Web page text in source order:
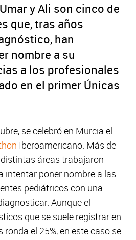
y Ali son cinco de
que, tras años
han
nombre a su
a los profesionales
en el primer Únicas
se celebró en Murcia el
Iberoamericano. Más de
áreas trabajaron
intentar poner nombre a las
pediátricos con una
Aunque el
que se suele registrar en
el 25%, en este caso se